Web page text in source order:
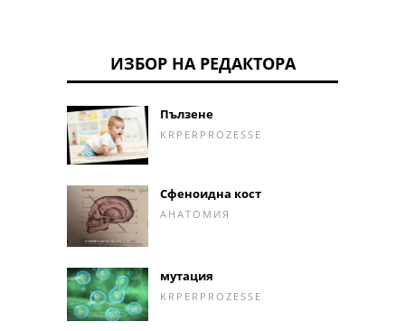
ИЗБОР НА РЕДАКТОРА
Пълзене
KRPERPROZESSE
Сфеноидна кост
АНАТОМИЯ
мутация
KRPERPROZESSE